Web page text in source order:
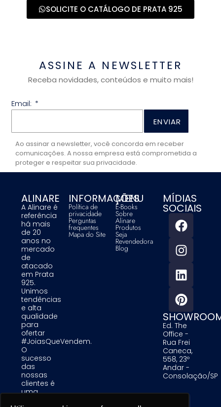
SOLICITE O CATÁLOGO DE PRATA 925
ASSINE A NEWSLETTER
Receba novidades, conteúdos e muito mais!
Email:
ENVIAR
Ao assinar a newsletter, você concorda em receber
comunicações. A nossa empresa está comprometida a
proteger e respeitar sua privacidade.
ALINARE
A Alinare é
referência
há mais
de 20
anos no
mercado
de
atacado
em Prata
925.
Unimos
tendências
e alta
qualidade
para
ofertar
#JoiasQueVendem.
O
sucesso
das
nossas
clientes é
uma
INFORMAÇÕES
Política de
privacidade
Perguntas
frequentes
Mapa do Site
MENU
E-Books
Sobre
Alinare
Produtos
Seja
Revendedora
Blog
MÍDIAS
SOCIAIS
Ed. The
Office -
Rua Frei
Caneca,
558, 23º
Andar -
Consolação/SP